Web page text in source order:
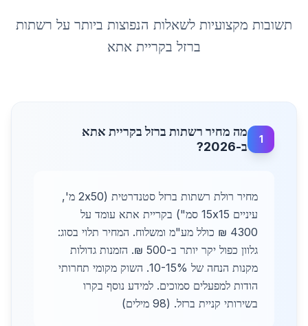
תשובות מקצועיות לשאלות הנפוצות ביותר על רשתות
ברזל בקריית אתא
1
מה מחיר רשתות ברזל בקריית אתא
ב-2026?
מחיר רולת רשתות ברזל סטנדרטית (2x50 מ',
עיניים 15x15 סמ") בקריית אתא עומד על
4300 ₪ כולל מע"מ ומשלוח. המחיר תלוי בסוג:
גלוון כפול יקר יותר ב-500 ₪. הזמנות גדולות
מקנות הנחה של 10-15%. השוק מקומי תחרותי
הודות למפעלים סמוכים. למידע נוסף בקרו
בשירותי קניית ברזל. (98 מילים)